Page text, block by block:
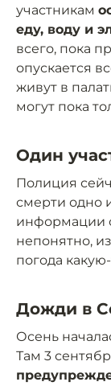
участникам
еду, воду и
всего, пока
опускается
живут в
могут пока
Один
Полиция
смерти одно
информации
непонятно,
погода
Дожди в
Осень
Там 3